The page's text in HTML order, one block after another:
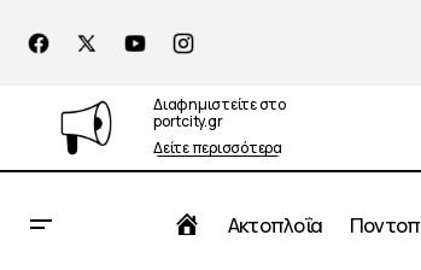
Διαφημιστείτε στο
portcity.gr
Δείτε περισσότερα
Αρχική
Ακτοπλοΐα